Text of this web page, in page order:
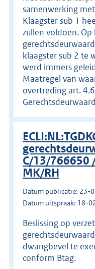
samenwerking
Klaagster sub 1
zullen voldoen. Op
klaagster sub 2 te
werd immers
Maatregel van
overtreding art.
C/13/766650
MK/RH
Datum publicatie: 23-
Datum uitspraak: 18-
Beslissing op
dwangbevel te
conform Btag.